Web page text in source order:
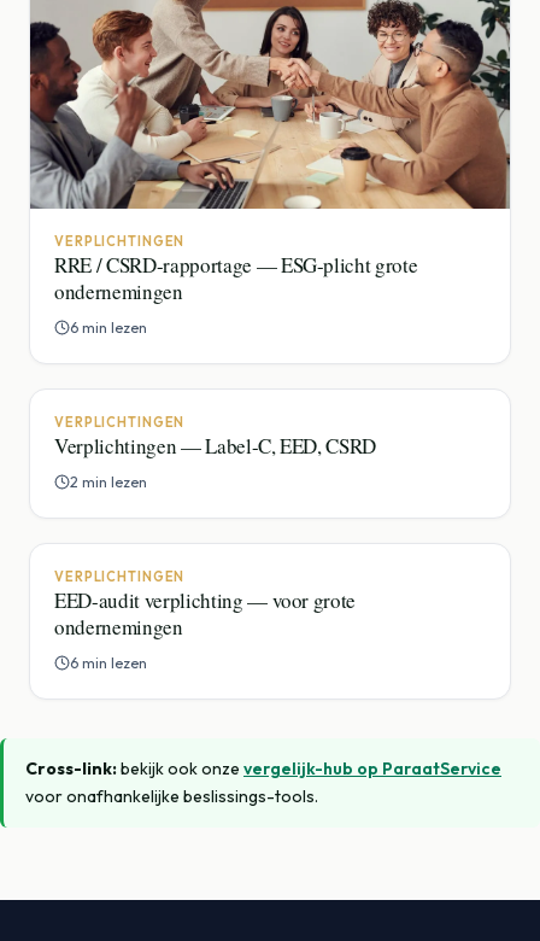
VERPLICHTINGEN
RRE / CSRD-rapportage — ESG-plicht grote
ondernemingen
6 min lezen
VERPLICHTINGEN
Verplichtingen — Label-C, EED, CSRD
2 min lezen
VERPLICHTINGEN
EED-audit verplichting — voor grote
ondernemingen
6 min lezen
Cross-link:bekijk ook onze vergelijk-hub op ParaatService
voor onafhankelijke beslissings-tools.